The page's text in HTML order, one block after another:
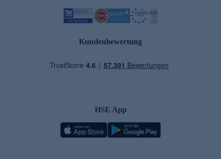
Kundenbewertung
HSE App